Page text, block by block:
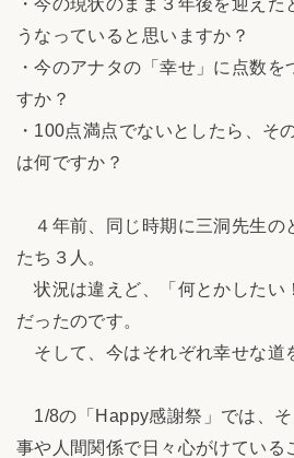
うなっていると思いますか？
・今のアナタの「幸せ」に点数
すか？
・100点満点でないとしたら、そ
は何ですか？
４年前、同じ時期に三洞先生の
たち３人。
状況は違えど、「何とかしたい
だったのです。
そして、今はそれぞれ幸せな道
1/8の「Happy感謝祭」では、
事や人間関係で日々心がけている